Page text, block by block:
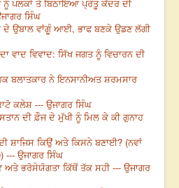
ਨੂੰ ਪਲਕਾਂ ਤੇ ਬਿਠਾਇਆ ਪ੍ਰੰਤੂ ਕੇਂਦਰ ਦੀ
ਸਿੰਘ
ਦੇ ਉਬਾਲ ਵਾਂਗੂੰ ਆਈ, ਭਾਫ ਬਣਕੇ ਉਡਣ ਲੱਗੀ
ਵਾਦ ਵਿਵਾਦ: ਸਿੱਖ ਜਗਤ ਨੂੰ ਵਿਚਾਰਨ ਦੀ
ਬਲਾਤਕਾਰ ਨੇ ਇਨਸਾਨੀਅਤ ਸ਼ਰਮਸਾਰ
ਕਲੇਸ਼ --- ਉਜਾਗਰ ਸਿੰਘ
ਦੀ ਫ਼ੌਜ ਦੇ ਮੁੱਖੀ ਨੂੰ ਮਿਲ ਕੇ ਕੀ ਗੁਨਾਹ
ਸ਼ਾਜਿਸ ਕਿਉਂ ਅਤੇ ਕਿਸਨੇ ਬਣਾਈ? (ਨਵਾਂ
--- ਉਜਾਗਰ ਸਿੰਘ
ਅਤੇ ਭਰੋਸੇਯੋਗਤਾ ਕਿੱਥੋਂ ਤੱਕ ਸਹੀ --- ਉਜਾਗਰ